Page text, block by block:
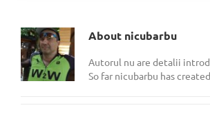
About nicubarbu
Autorul nu are detalii
So far nicubarbu has